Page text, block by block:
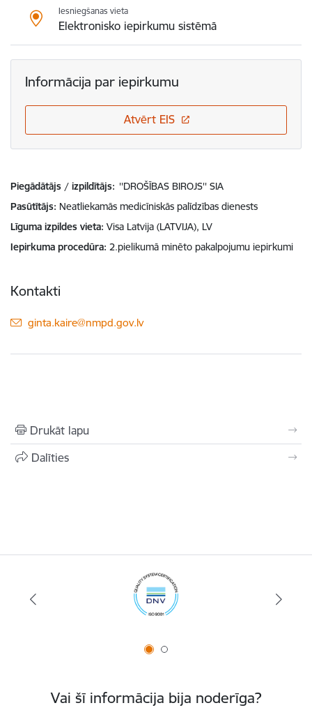
Iesniegšanas vieta
Elektronisko iepirkumu sistēmā
Informācija par iepirkumu
Atvērt EIS
Piegādātājs / izpildītājs: ''DROŠĪBAS BIROJS'' SIA
Pasūtītājs Neatliekamās medicīniskās palīdzības dienests
Līguma izpildes vieta Visa Latvija (LATVIJA), LV
Iepirkuma procedūra 2.pielikumā minēto pakalpojumu iepirkumi
Kontakti
E-pasts:
ginta.kaire@nmpd.gov.lv
Drukāt lapu
Dalīties
Vai šī informācija bija noderīga?